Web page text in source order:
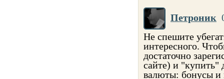
Петроник
Не спешите
интересного.
достаточно
сайте) и "купить"
валюты: бонусы и